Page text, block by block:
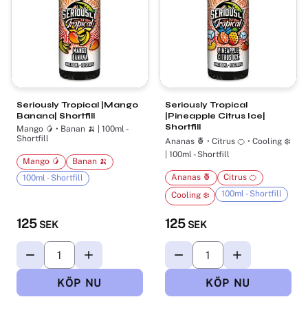
Seriously Tropical |Mango
Banana| Shortfill
Mango 🥭 • Banan 🍌 | 100ml -
Shortfill
125 SEK
Mango 🥭
Banan 🍌
100ml - Shortfill
Seriously Tropical
|Pineapple Citrus Ice|
Shortfill
Ananas 🍍 • Citrus 🍊 • Cooling ❄️
| 100ml - Shortfill
125 SEK
Ananas 🍍
Citrus 🍊
Cooling ❄️
100ml - Shortfill